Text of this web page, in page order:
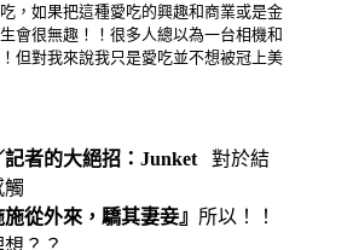
，如果把這種愛吃的興趣和商業或是金
會很無趣！！很多人總以為一台相機和
但對我來說我只是愛吃並不想被冠上美
者的大絕招：Junket 對於結
觸
從外來，驕其妻妾』 所以！！
？？